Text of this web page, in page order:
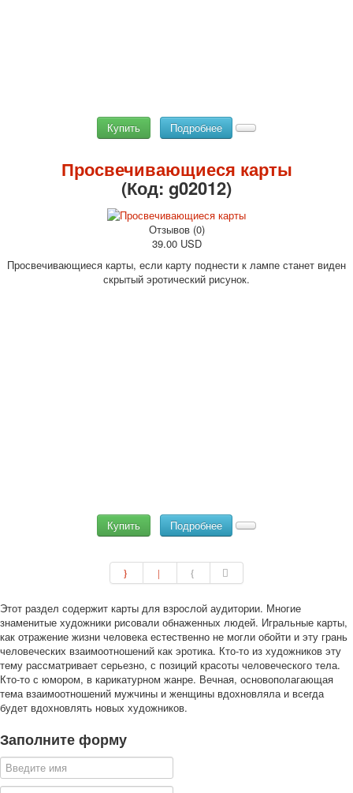
Купить Подробнее
Просвечивающиеся карты
(Код: g02012)
Отзывов (0)
39.00 USD
Просвечивающиеся карты, если карту поднести к лампе станет виден
скрытый эротический рисунок.
Купить Подробнее
Этот раздел содержит карты для взрослой аудитории. Многие
знаменитые художники рисовали обнаженных людей. Игральные карты,
как отражение жизни человека естественно не могли обойти и эту грань
человеческих взаимоотношений как эротика. Кто-то из художников эту
тему рассматривает серьезно, с позиций красоты человеческого тела.
Кто-то с юмором, в карикатурном жанре. Вечная, основополагающая
тема взаимоотношений мужчины и женщины вдохновляла и всегда
будет вдохновлять новых художников.
Заполните форму